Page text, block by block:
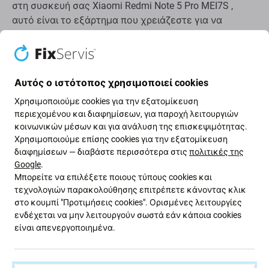
στη συσκευή σας Xiaomi Redmi Note 5 Pro MEI7S ,
αυτό είναι το εξάρτημα που χρειάζεστε για να
Αυτό το σετ περιέχει:
Γυαλί αφής
Μεσαίο πλαίσιο
Ποιότητα ανταλλακτικών
Ποιότητα: Original Service Pack- η οθόνη είναι ένα
γνήσιο ανταλλακτικό, δηλαδή παρέχεται από τον
κατασκευαστή της συσκευής Xiaomi. Η οθόνη είναι
της υψηλότερης δυνατής ποιότητας στην αγορά και
συσκευή από το εργοστάσιο. Για να μάθετε
Αυτός ο ιστότοπος χρησιμοποιεί cookies
Χρησιμοποιούμε cookies για την εξατομίκευση
περιεχομένου και διαφημίσεων, για παροχή λειτουργιών
κοινωνικών μέσων και για ανάλυση της επισκεψιμότητας.
Χρησιμοποιούμε επίσης cookies για την εξατομίκευση
διαφημίσεων — διαβάστε περισσότερα στις πολιτικές της
Google.
Μπορείτε να επιλέξετε ποιους τύπους cookies και
τεχνολογιών παρακολούθησης επιτρέπετε κάνοντας κλικ
στο κουμπί "Προτιμήσεις cookies". Ορισμένες λειτουργίες
ενδέχεται να μην λειτουργούν σωστά εάν κάποια cookies
είναι απενεργοποιημένα.